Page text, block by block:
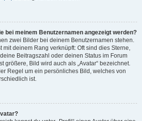
bei meinem Benutzernamen angezeigt werden?
zwei Bilder bei deinem Benutzernamen stehen.
mit deinem Rang verknüpft: Oft sind dies Sterne,
Beitragszahl oder deinen Status im Forum
größere, Bild wird auch als „Avatar“ bezeichnet.
Regel um ein persönliches Bild, welches von
ist.